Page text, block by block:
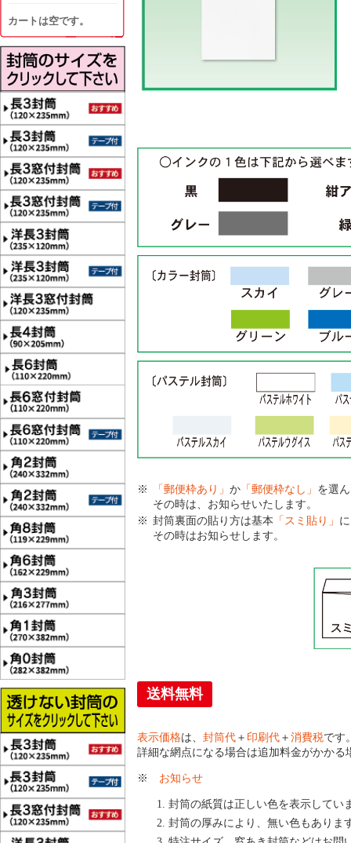
カートは空です。
「郵便枠あり」 か 「郵便枠なし」 を選
その時は、お知らせいたします。
封筒裏面の貼り方は基本 「スミ貼り」
その時はお知らせします。
送料無料
表示価格は、 封筒代 ＋ 印刷代 ＋ 消費税です
詳細な網点になる場合は追加料金がかかる
※ お知らせ
封筒の紙質は正しい色を表示してい
封筒の厚みにより、無い色もありま